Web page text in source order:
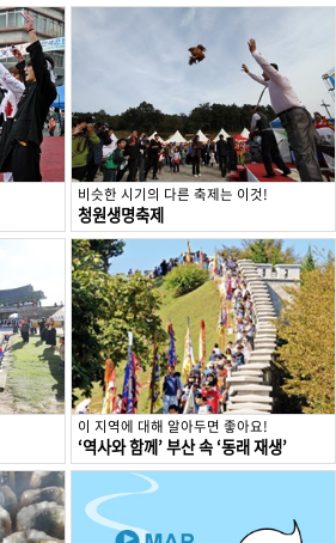
비슷한 시기의 다른 축제는 이것!
청원생명축제
이 지역에 대해 알아두면 좋아요!
‘역사와 함께’ 부산 속 ‘동래 재생’